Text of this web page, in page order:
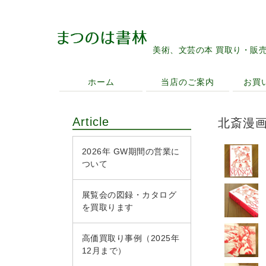
美術、文芸の本 買取り・販
ホーム 当店のご案内 お買
北斎漫
Article
2026年 GW期間の営業に
ついて
展覧会の図録・カタログ
を買取ります
高価買取り事例（2025年
12月まで）